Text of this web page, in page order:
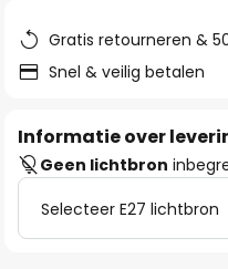
afbeeldingen-
gallerij
Gratis retourneren &
Snel & veilig betalen
Informatie over
Geen lichtbron
Selecteer E27 lichtbron